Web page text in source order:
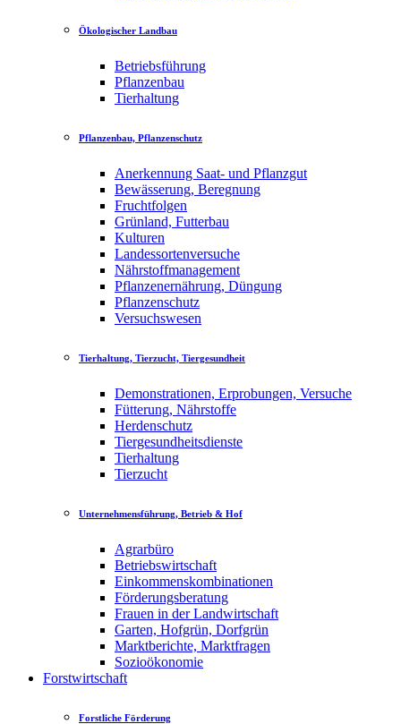
Ökologischer Landbau
Betriebsführung
Pflanzenbau
Tierhaltung
Pflanzenbau, Pflanzenschutz
Anerkennung Saat- und Pflanzgut
Bewässerung, Beregnung
Fruchtfolgen
Grünland, Futterbau
Kulturen
Landessortenversuche
Nährstoffmanagement
Pflanzenernährung, Düngung
Pflanzenschutz
Versuchswesen
Tierhaltung, Tierzucht, Tiergesundheit
Demonstrationen, Erprobungen, Versuche
Fütterung, Nährstoffe
Herdenschutz
Tiergesundheitsdienste
Tierhaltung
Tierzucht
Unternehmensführung, Betrieb & Hof
Agrarbüro
Betriebswirtschaft
Einkommenskombinationen
Förderungsberatung
Frauen in der Landwirtschaft
Garten, Hofgrün, Dorfgrün
Marktberichte, Marktfragen
Sozioökonomie
Forstwirtschaft
Forstliche Förderung